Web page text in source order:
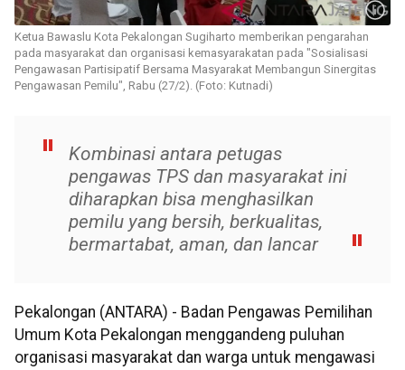
Ketua Bawaslu Kota Pekalongan Sugiharto memberikan pengarahan
pada masyarakat dan organisasi kemasyarakatan pada "Sosialisasi
Pengawasan Partisipatif Bersama Masyarakat Membangun Sinergitas
Pengawasan Pemilu", Rabu (27/2). (Foto: Kutnadi)
Kombinasi antara petugas
pengawas TPS dan masyarakat ini
diharapkan bisa menghasilkan
pemilu yang bersih, berkualitas,
bermartabat, aman, dan lancar
Pekalongan (ANTARA) - Badan Pengawas Pemilihan
Umum Kota Pekalongan menggandeng puluhan
organisasi masyarakat dan warga untuk mengawasi